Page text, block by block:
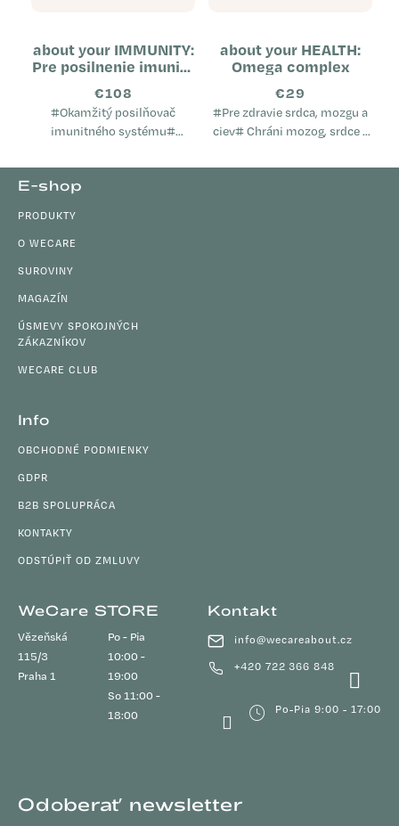
about your IMMUNITY:
Pre posilnenie imunity
€108
#Okamžitý posilňovač
imunitného systému#
imunitného systému
Napomáha pri oslabení
about your HEALTH:
Omega complex
€29
#Pre zdravie srdca, mozgu a
ciev# Chráni mozog, srdce a
normálnu hladinu
E-shop
PRODUKTY
O WECARE
SUROVINY
MAGAZÍN
ÚSMEVY SPOKOJNÝCH
ZÁKAZNÍKOV
WECARE CLUB
Info
OBCHODNÉ PODMIENKY
GDPR
B2B SPOLUPRÁCA
KONTAKTY
ODSTÚPIŤ OD ZMLUVY
WeCare STORE
Vězeňská
115/3
Praha 1
Po - Pia
10:00 -
19:00
So 11:00 -
18:00
Kontakt
info@wecareabout.cz
+420 722 366 848
Po-Pia 9:00 - 17:00
Odoberať newsletter